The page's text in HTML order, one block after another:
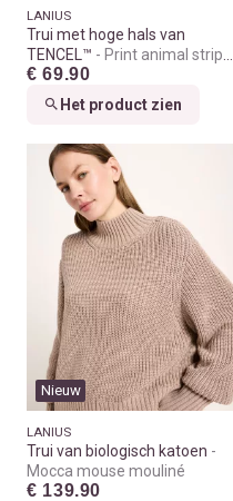
LANIUS
Trui met hoge hals van
TENCEL™
Print animal stripes
rose
€ 69.90
Het product zien
Nieuw
LANIUS
Trui van biologisch katoen
Mocca mouse mouliné
€ 139.90